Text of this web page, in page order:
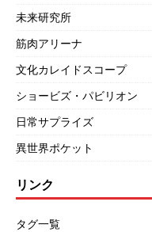
未来研究所
筋肉アリーナ
文化カレイドスコープ
ショービズ・パビリオン
日常サプライズ
異世界ポケット
リンク
タグ一覧